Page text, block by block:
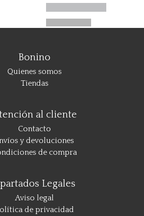
Bonino
Quienes somos
Tiendas
al cliente
Contacto
y devoluciones
de compra
Legales
Aviso legal
de privacidad